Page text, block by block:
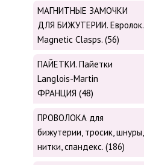
МАГНИТНЫЕ ЗАМОЧКИ
ДЛЯ БИЖУТЕРИИ. Евролок.
Magnetic Сlasps. (56)
ПАЙЕТКИ. Пайетки
Langlois-Martin
ФРАНЦИЯ (48)
ПРОВОЛОКА для
бижутерии, тросик, шнуры,
нитки, cпандекс. (186)